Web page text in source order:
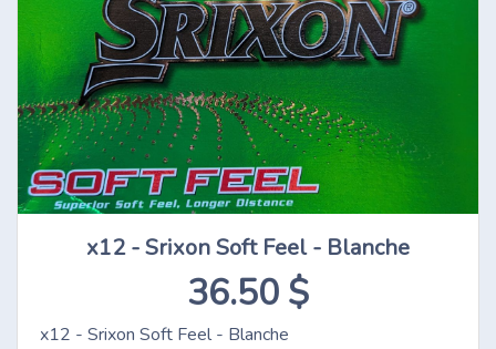
x12 - Srixon Soft Feel - Blanche
36.50 $
x12 - Srixon Soft Feel - Blanche